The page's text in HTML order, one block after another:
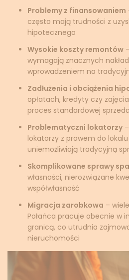
Problemy z finansowaniem
często mają trudności z
hipotecznego
Wysokie koszty remontów
wymagają znacznych
wprowadzeniem na
Zadłużenia i obciążenia
opłatach, kredyty czy
proces standardowej
Problematyczni lokatorzy
lokatorzy z prawem do
uniemożliwiają tradycyjną
Skomplikowane sprawy
własności, nierozwiązane
współwłasność
Migracja zarobkowa –
Połańca pracuje obecnie w
granicą, co utrudnia
nieruchomości